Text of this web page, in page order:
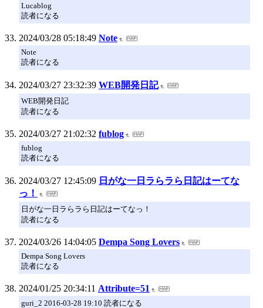
Lucablog
読者になる
2024/03/28 05:18:49 Note
Note
読者になる
2024/03/27 23:32:39 WEB開発日記
WEB開発日記
読者になる
2024/03/27 21:02:32 fublog
fublog
読者になる
2024/03/27 12:45:09 日がな一日ラらラら日記はーてな
っ！
日がな一日ラらラら日記はーてなっ！
読者になる
2024/03/26 14:04:05 Dempa Song Lovers
Dempa Song Lovers
読者になる
2024/01/25 20:34:11 Attribute=51
guri_2 2016-03-28 19:10 読者になる